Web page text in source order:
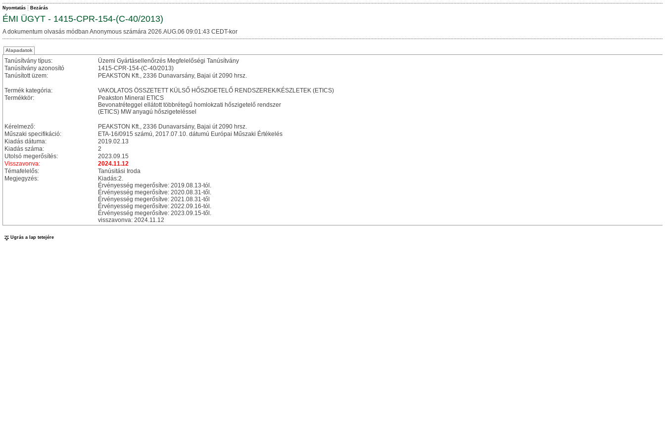
Nyomtatás Bezárás
ÉMI ÜGYT - 1415-CPR-154-(C-40/2013)
A dokumentum olvasás módban Anonymous számára 2026.AUG.06 09:01:43 CEDT-kor
Alapadatok
Tanúsítvány típus:
Üzemi Gyártásellenőrzés Megfelelőségi Tanúsítvány
Tanúsítvány azonosító
1415-CPR-154-(C-40/2013)
Tanúsított üzem:
PEAKSTON Kft., 2336 Dunavarsány, Bajai út 2090 hrsz.
Termék kategória:
VAKOLATOS ÖSSZETETT KÜLSŐ HŐSZIGETELŐ RENDSZEREK/KÉSZLETEK (ETICS)
Termékkör:
Peakston Mineral ETICS
Bevonatréteggel ellátott többrétegű homlokzati hőszigetelő rendszer
(ETICS) MW anyagú hőszigeteléssel
Kérelmező:
PEAKSTON Kft., 2336 Dunavarsány, Bajai út 2090 hrsz.
Műszaki specifikáció:
ETA-16/0915 számú, 2017.07.10. dátumú Európai Műszaki Értékelés
Kiadás dátuma:
2019.02.13
Kiadás száma:
2
Utolsó megerősítés:
2023.09.15
Visszavonva:
2024.11.12
Témafelelős:
Tanúsitási Iroda
Megjegyzés:
Kiadás:2.
Érvényesség megerősítve: 2019.08.13-tól.
Érvényesség megerősítve: 2020.08.31-től.
Érvényesség megerősítve: 2021.08.31-től
Érvényesség megerősítve: 2022.09.16-tól.
Érvényesség megerősítve: 2023.09.15-től.
visszavonva: 2024.11.12
Ugrás a lap tetejére